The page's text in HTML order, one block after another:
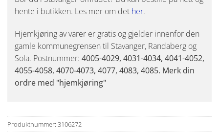
hente i butikken. Les mer om det her.
Hjemkjøring av varer er gratis og gjelder innenfor den
gamle kommunegrensen til Stavanger, Randaberg og
Sola. Postnummer: 4005-4029, 4031-4034, 4041-4052,
4055-4058, 4070-4073, 4077, 4083, 4085. Merk din
ordre med "hjemkjøring"
Produktnummer: 3106272